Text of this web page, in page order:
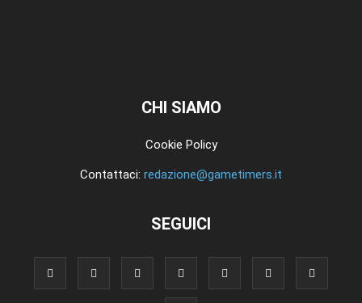
CHI SIAMO
Cookie Policy
Contattaci: redazione@gametimers.it
SEGUICI